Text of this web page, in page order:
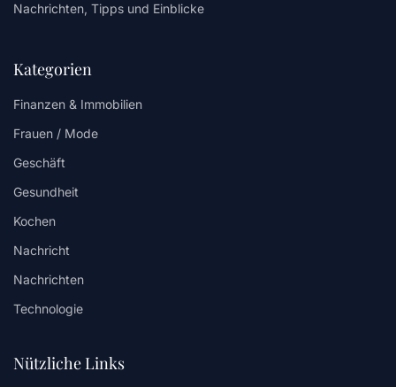
Nachrichten, Tipps und Einblicke
Kategorien
Finanzen & Immobilien
Frauen / Mode
Geschäft
Gesundheit
Kochen
Nachricht
Nachrichten
Technologie
Nützliche Links